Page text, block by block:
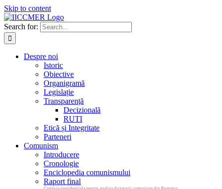
Skip to content
Search for:
Despre noi
Istoric
Obiective
Organigramă
Legislație
Transparenţă
Decizională
RUTI
Etică și Integritate
Parteneri
Comunism
Introducere
Cronologie
Enciclopedia comunismului
Raport final